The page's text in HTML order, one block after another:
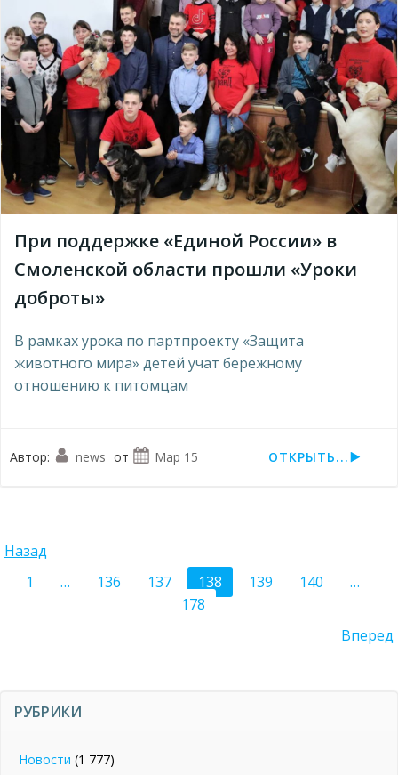
При поддержке «Единой России» в
Смоленской области прошли «Уроки
доброты»
В рамках урока по партпроекту «Защита
животного мира» детей учат бережному
отношению к питомцам
Автор: news от Мар 15 ОТКРЫТЬ...
Posts
navigation
Назад
Posts
Page
1 … Page
136 Page
137 Page
138 Page
139 Page
140 …
178
Вперед
РУБРИКИ
Новости (1 777)